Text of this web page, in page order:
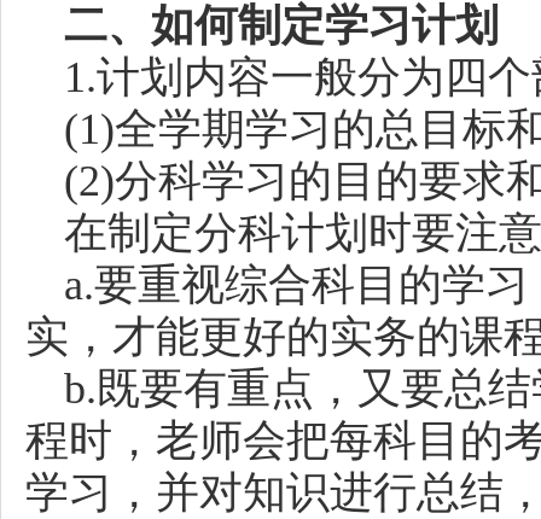
二、如何制定学习计划
1.计划内容一般分为四
(1)全学期学习的总目标
(2)分科学习的目的要求
在制定分科计划时要注
a.要重视综合科目的学
实，才能更好的实务的课
b.既要有重点，又要总
程时，老师会把每科目的
学习，并对知识进行总结